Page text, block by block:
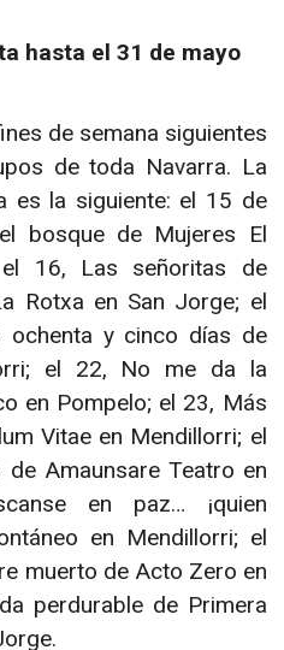
hasta el 31 de mayo
de semana siguientes
de toda Navarra. La
es la siguiente: el 15 de
bosque de Mujeres El
16, Las señoritas de
Rotxa en San Jorge; el
ochenta y cinco días de
el 22, No me da la
en Pompelo; el 23, Más
Vitae en Mendillorri; el
de Amaunsare Teatro en
en paz… ¡quien
en Mendillorri; el
muerto de Acto Zero en
perdurable de Primera